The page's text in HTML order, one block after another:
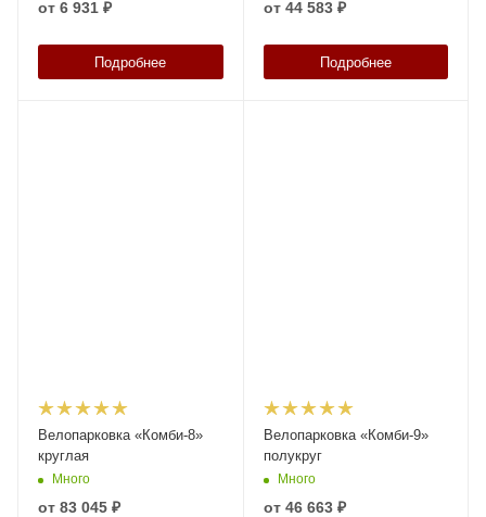
от 6 931 ₽
Подробнее
от 44 583 ₽
Подробнее
Велопарковка «Комби-8»
круглая
Много
от 83 045 ₽
Велопарковка «Комби-9»
полукруг
Много
от 46 663 ₽